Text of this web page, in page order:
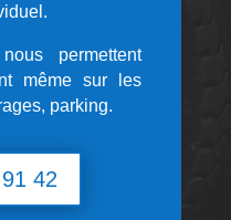
permettent
même sur les
parking.
42